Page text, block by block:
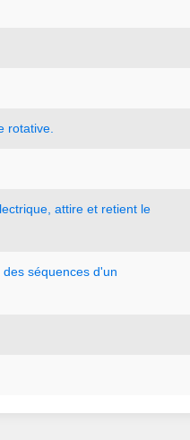
rotative.
attire et retient le
des séquences d'un